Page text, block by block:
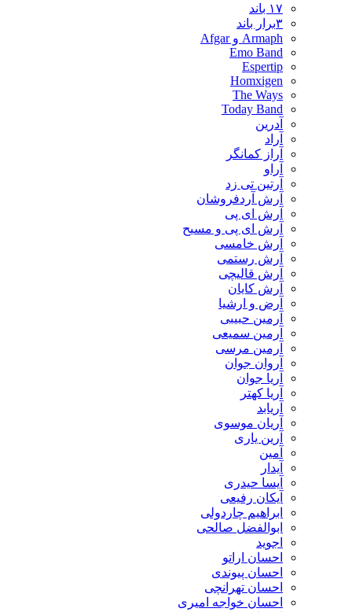
۱۷ باند
۳برار باند
Armaph و Afgar
Emo Band
Espertip
Homxigen
The Ways
Today Band
آدرین
آراد
آراز کمانگر
آراو
آرتین تی زد
آرش آردفروشان
آرش ای پی
آرش ای پی و مسیح
آرش خامسی
آرش رستمی
آرش قالیچی
آرش کایان
​آرض و ارشیا
آرمین حبیبی
آرمین سمیعی
آرمین مرسی
آروان جوان
آریا جوان
آریا کهتر
آریابد
آریان موسوی
آرین یاری
آمین
آیدار
آیسا حیدری
آیکان رفیعی
ابراهیم چاردولی
ابوالفضل صالحی
اجوید
احسان اراتو
احسان پیوندی
احسان تهرانچی
احسان خواجه امیری